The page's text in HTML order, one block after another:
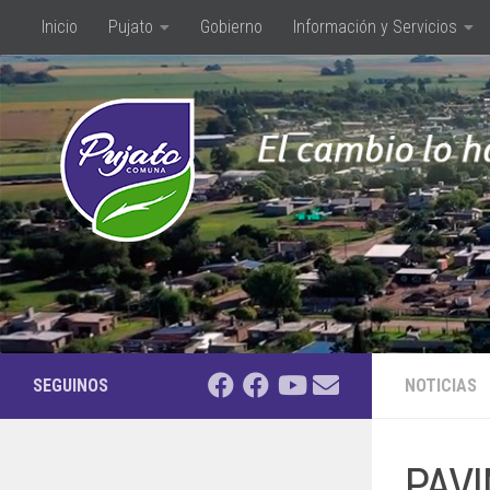
Saltar al contenido
Inicio Pujato Gobierno Información y Servicios
NOTICIAS
SEGUINOS